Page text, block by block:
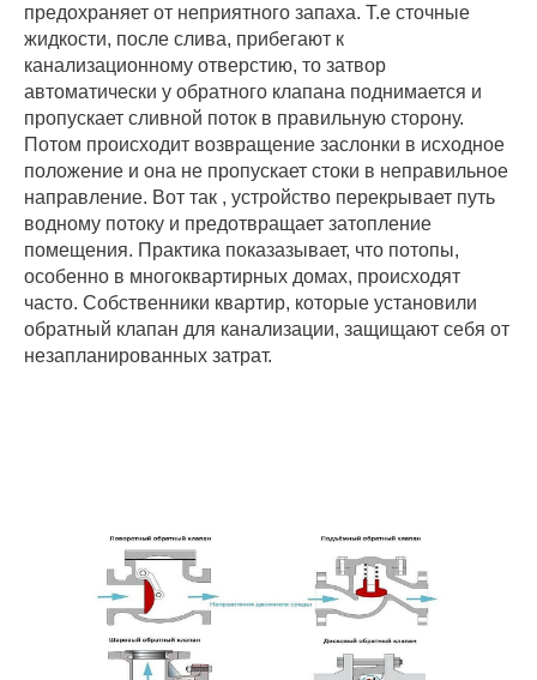
предохраняет от неприятного запаха. Т.е сточные
жидкости, после слива, прибегают к
канализационному отверстию, то затвор
автоматически у обратного клапана поднимается и
пропускает сливной поток в правильную сторону.
Потом происходит возвращение заслонки в исходное
положение и она не пропускает стоки в неправильное
направление. Вот так , устройство перекрывает путь
водному потоку и предотвращает затопление
помещения. Практика показазывает, что потопы,
особенно в многоквартирных домах, происходят
часто. Собственники квартир, которые установили
обратный клапан для канализации, защищают себя от
незапланированных затрат.